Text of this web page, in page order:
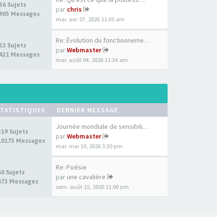
Sujets
Messages
par chris
mar. avr. 07, 2026 11:05 am
Sujets
Messages
Re: Évolution du fonctionneme…
parWebmaster
mar. août 04, 2026 11:34 am
DERNIER MESSAGE
Sujets
Messages
Journée mondiale de sensibili…
parWebmaster
mar. mai 19, 2026 3:30 pm
Sujets
Messages
Re: Poésie
par une cavalière
sam. août 15, 2020 11:00 pm